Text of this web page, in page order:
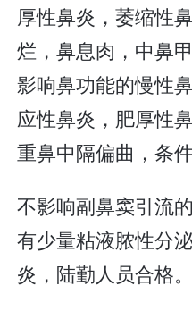
厚性鼻炎，萎缩性
烂，鼻息肉，中鼻
影响鼻功能的慢性
应性鼻炎，肥厚性
重鼻中隔偏曲，条
不影响副鼻窦引流
有少量粘液脓性分
炎，陆勤人员合格。